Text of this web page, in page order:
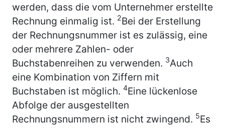
werden, dass die vom Unternehmer erstellte
Rechnung einmalig ist. 2Bei der Erstellung
der Rechnungsnummer ist es zulässig, eine
oder mehrere Zahlen- oder
Buchstabenreihen zu verwenden. 3Auch
eine Kombination von Ziffern mit
Buchstaben ist möglich. 4Eine lückenlose
Abfolge der ausgestellten
Rechnungsnummern ist nicht zwingend. 5Es